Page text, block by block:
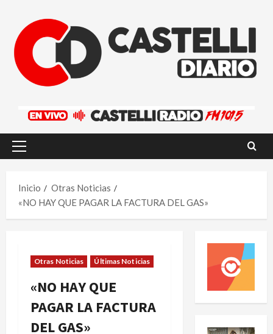
contenido
Menú
Inicio
Otras Noticias
«NO HAY QUE PAGAR LA FACTURA DEL GAS»
Otras Noticias Últimas Noticias
«NO HAY QUE
PAGAR LA FACTURA
DEL GAS»